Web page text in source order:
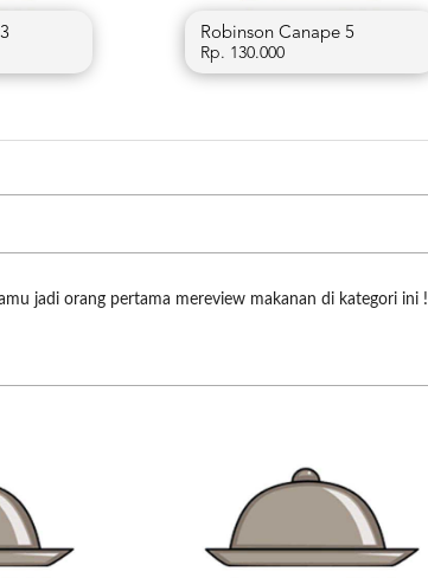
Robinson Canape 5
Rp. 130.000
jadi orang pertama mereview makanan di kategori ini !